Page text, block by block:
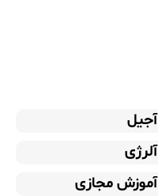
آجیل
آلرژی
آموزش مجازی